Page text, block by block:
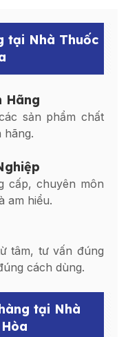
tại Nhà Thuốc
Hãng
sản phẩm chất
hãng.
cấp, chuyên môn
am hiểu.
tâm, tư vấn đúng
cách dùng.
tại Nhà